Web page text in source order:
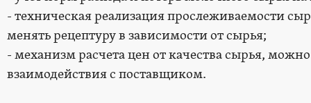
- техническая реализация прослеживаемости
менять рецептуру в зависимости от сырья;
- механизм расчета цен от качества сырья,
взаимодействия с поставщиком.